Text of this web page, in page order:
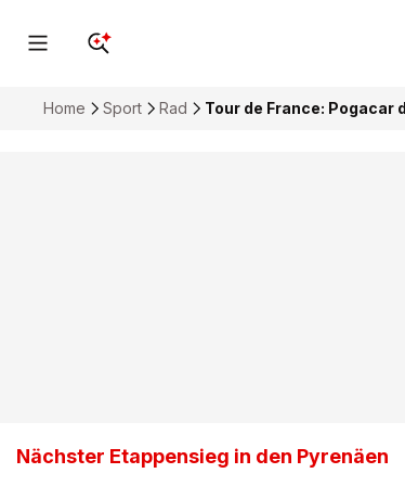
Home Sport Rad Tour de France:
Nächster Etappensieg in den Pyrenäen